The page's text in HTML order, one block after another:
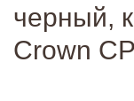
черный,
Crown